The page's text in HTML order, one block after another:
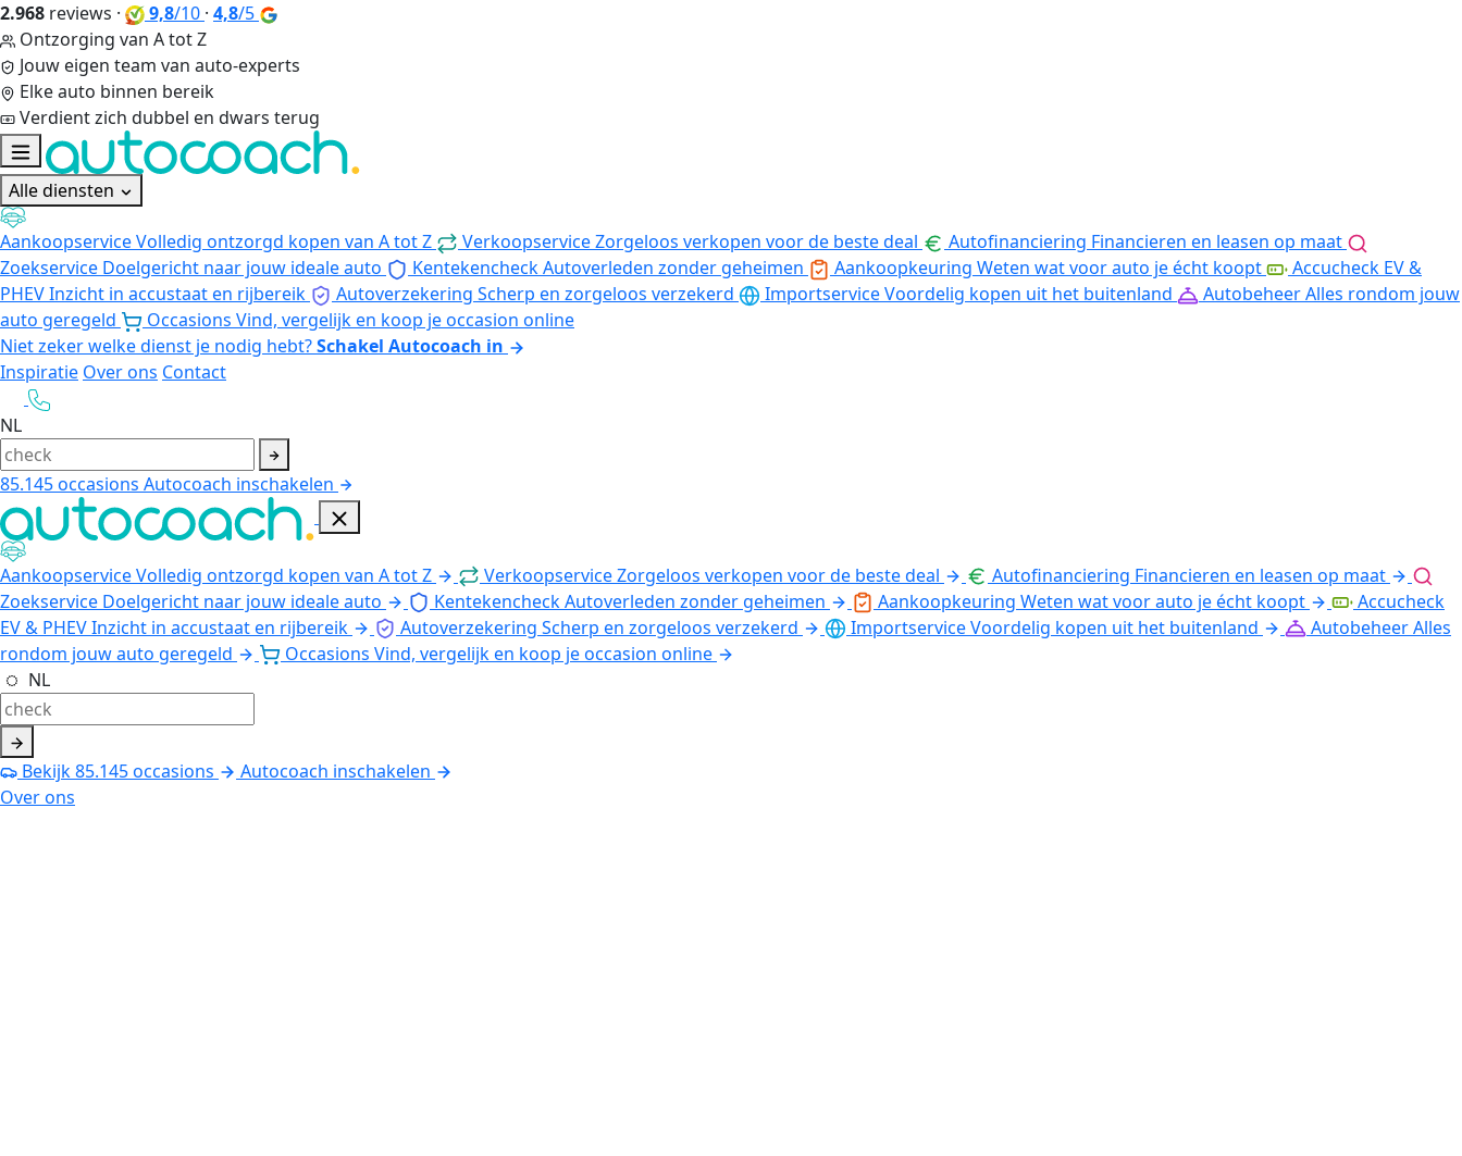
2.968 reviews · 9,8/10 · 4,8/5
Ontzorging van A tot Z
Jouw eigen team van auto-experts
Elke auto binnen bereik
Verdient zich dubbel en dwars terug
Alle diensten
AankoopserviceVolledig ontzorgd kopen van A tot Z VerkoopserviceZorgeloos verkopen voor de beste deal Autofinanciering Financieren en leasen op maat
Zoekservice Doelgericht naar jouw ideale auto KentekencheckAutoverleden zonder geheimen Aankoopkeuring Weten wat voor auto je écht koopt
Accucheck EV &
PHEVInzicht in accustaat en rijbereik Autoverzekering Scherp en zorgeloos verzekerd ImportserviceVoordelig kopen uit het buitenland AutobeheerAlles rondom jouw
auto geregeld
Occasions Vind, vergelijk en koop je occasion online
Niet zeker welke dienst je nodig hebt?Schakel Autocoach in
Inspiratie Over ons Contact
NL
85.145occasions Autocoach inschakelen
AankoopserviceVolledig ontzorgd kopen van A tot Z VerkoopserviceZorgeloos verkopen voor de beste deal Autofinanciering Financieren en leasen op maat
Zoekservice Doelgericht naar jouw ideale auto KentekencheckAutoverleden zonder geheimen Aankoopkeuring Weten wat voor auto je écht koopt
Accucheck
EV & PHEVInzicht in accustaat en rijbereik Autoverzekering Scherp en zorgeloos verzekerd ImportserviceVoordelig kopen uit het buitenland AutobeheerAlles
rondom jouw auto geregeld
Occasions Vind, vergelijk en koop je occasion online
NL
Bekijk85.145occasions
Autocoach inschakelen
Over ons